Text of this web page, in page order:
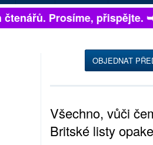
Prosíme, přispějte. ➥
OBJEDNAT
Všechno, vůči
Britské listy